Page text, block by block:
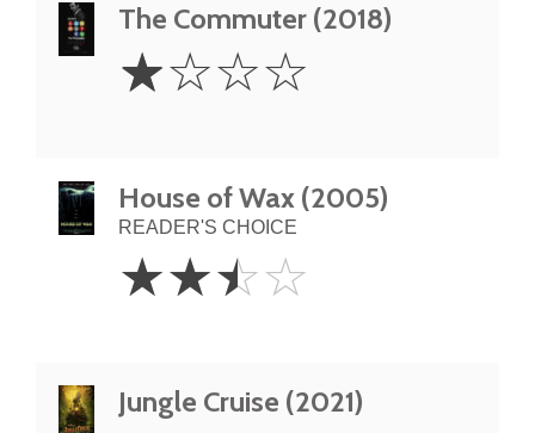
The Commuter (2018)
Star
☆☆☆☆
House of Wax (2005)
READER'S CHOICE
2.5
Stars
☆☆☆☆
Jungle Cruise (2021)